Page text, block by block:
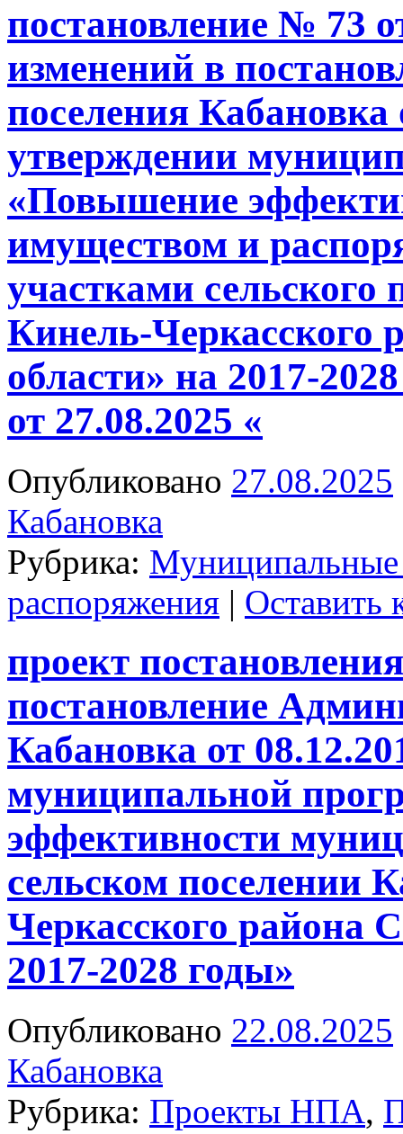
постановление № 73
изменений в
поселения
утверждении
«Повышение
имуществом и
участками сельского
Кинель-Черкасского
области» на 2017-
от 27.08.2025 «
Опубликовано 27.08.2025
Кабановка
Рубрика:
распоряжения | Оставить
проект
постановление
Кабановка от
муниципальной
эффективности
сельском поселении
Черкасского района
2017-2028 годы»
Опубликовано 22.08.2025
Кабановка
Рубрика: Проекты НПА,